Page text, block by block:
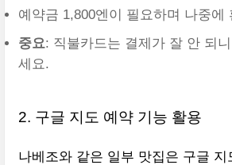
예약금 1,800엔이 필요하며 나중에
중요: 직불카드는 결제가 잘 안 되
세요.
2. 구글 지도 예약 기능 활용
나베조와 같은 일부 맛집은 구글 지